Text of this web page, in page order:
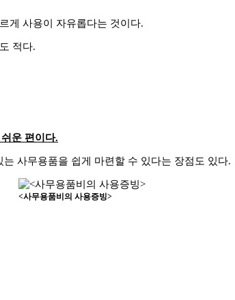
게 사용이 자유롭다는 것이다.
적다.
운 편이다.
사무용품을 쉽게 마련할 수 있다는 장점도 있다.
<사무용품비의 사용증빙>